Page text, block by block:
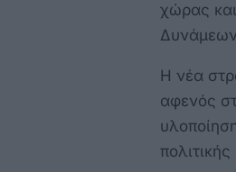
χώρας
Η νέα
αφενός